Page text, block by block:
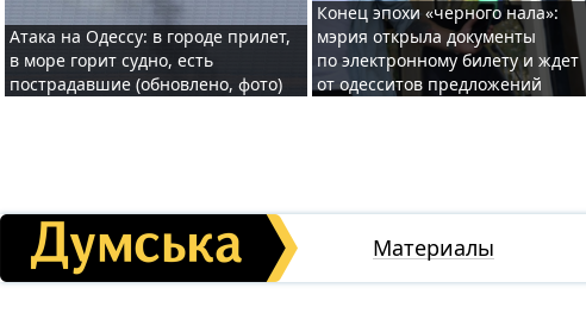
Атака на Одессу: в городе прилет,
в море горит судно, есть
пострадавшие (обновлено, фото)
Конец эпохи «черного нала»:
мэрия открыла документы
по электронному билету и ждет
от одесситов предложений
Материалы